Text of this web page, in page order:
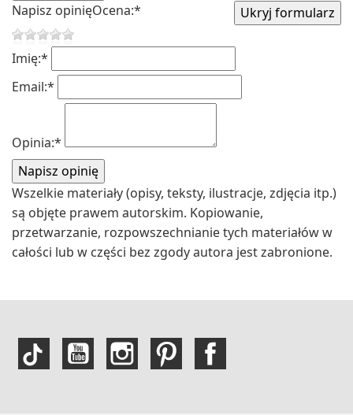
Napisz opinięOcena:*
Imię:*
Email:*
Opinia:*
Wszelkie materiały (opisy, teksty, ilustracje, zdjęcia itp.)
są objęte prawem autorskim. Kopiowanie,
przetwarzanie, rozpowszechnianie tych materiałów w
całości lub w części bez zgody autora jest zabronione.